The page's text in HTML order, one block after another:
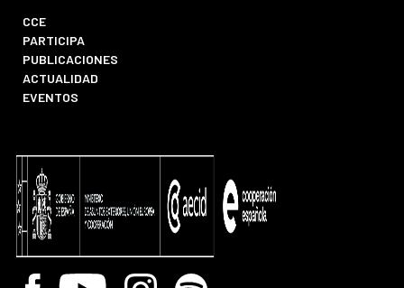
CCE
PARTICIPA
PUBLICACIONES
ACTUALIDAD
EVENTOS